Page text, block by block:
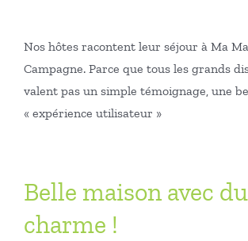
Nos hôtes racontent leur séjour à Ma
Campagne. Parce que tous les grands
valent pas un simple témoignage, une
« expérience utilisateur »
Belle maison avec du
charme !